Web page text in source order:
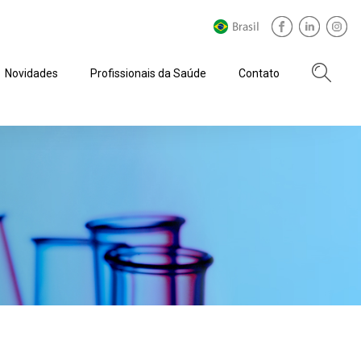
Novidades Profissionais da Saúde Contato